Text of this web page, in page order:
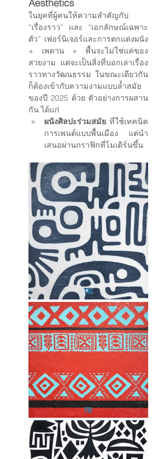
Aesthetics
ในยุคที่ผู้คนให้ความสำคัญกับ
“เรื่องราว” และ “เอกลักษณ์เฉพาะ
ตัว” เฟอร์นิเจอร์และการตกแต่งผนัง
+ เพดาน + พื้นจะไม่ใช่แค่ของ
สวยงาม แต่จะเป็นสิ่งที่บอกเล่าเรื่อง
ราวทางวัฒนธรรม ในขณะเดียวกัน
ก็ต้องเข้ากับความงามแบบล้ำสมัย
ของปี 2025 ด้วย ตัวอย่างการผสาน
กัน ได้แก่
ผนังศิลปะร่วมสมัย ที่ใช้เทคนิค
การเพนต์แบบพื้นเมือง แต่นำ
เสนอผ่านกราฟิกที่โมเดิร์นขึ้น